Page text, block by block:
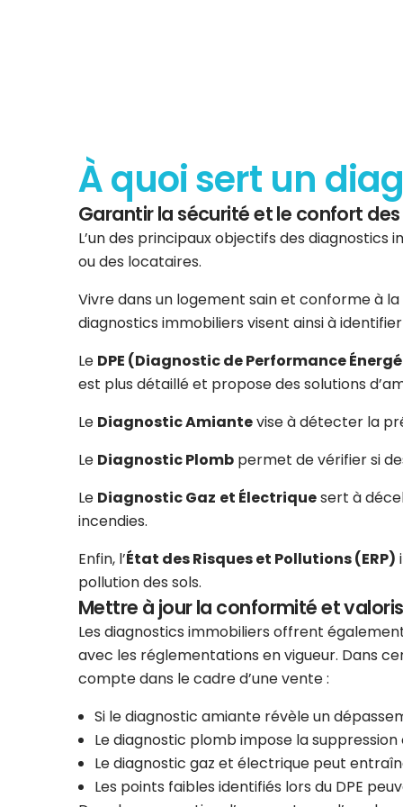
À quoi sert un
Garantir la sécurité et le confort
L’un des principaux objectifs des diagnostics
ou des locataires.
Vivre dans un logement sain et conforme à
diagnostics immobiliers visent ainsi à
Le DPE (Diagnostic de Performance
est plus détaillé et propose des solutions
Le Diagnostic Amiantevise à détecter la
Le Diagnostic Plomb permet de vérifier si
Le Diagnostic Gaz et Électriquesert à
incendies.
Enfin, l’État des Risques et Pollutions (ERP)
pollution des sols.
Mettre à jour la conformité et
Les diagnostics immobiliers offrent
avec les réglementations en vigueur. Dans
compte dans le cadre d’une vente :
Si le diagnostic amiante révèle un
Le diagnostic plomb impose la
Le diagnostic gaz et électrique peut
Les points faibles identifiés lors du DPE